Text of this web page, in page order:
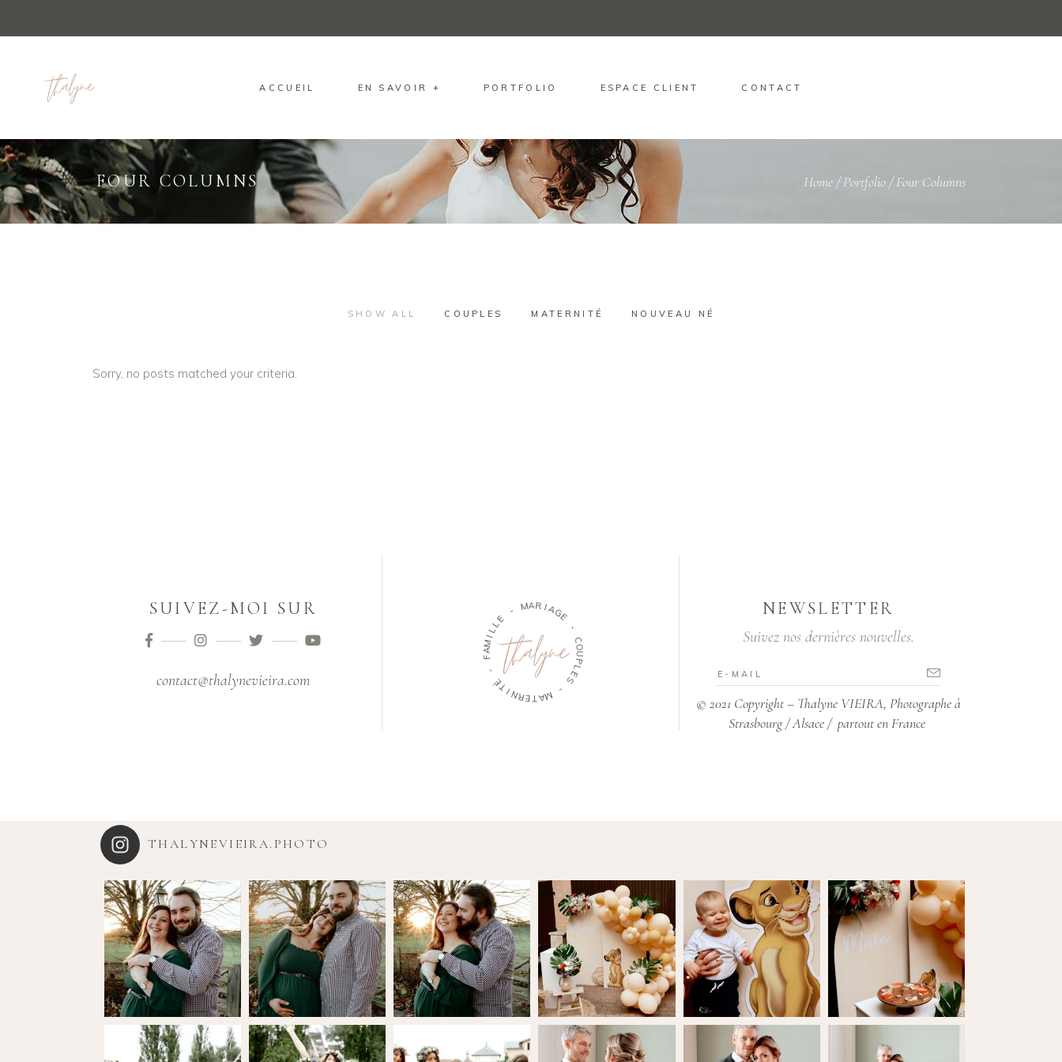
ACCUEIL EN SAVOIR + PORTFOLIO ESPACE CLIENT CONTACT
FOUR COLUMNS Home/Portfolio/Four Columns
SHOW ALL COUPLES MATERNITÉ NOUVEAU NÉ
Sorry, no posts matched your criteria.
SUIVEZ-MOI SUR
contact@thalynevieira.com
MARIAG
E
C
O
U
P
L
E
S
-
M
A
T
E
R
N
I
T
É
F
A
M
I
LL
E NEWSLETTER
Suivez nos dernières nouvelles.
© 2021 Copyright – Thalyne VIEIRA, Photographe à
Strasbourg / Alsace / partout en France
THALYNEVIEIRA.PHOTO